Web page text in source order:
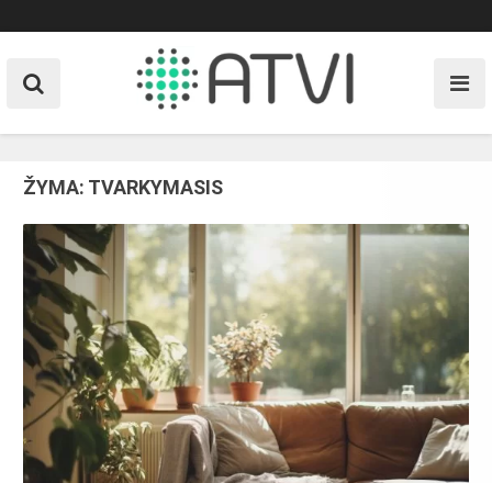
to
ŽYMA: TVARKYMASIS